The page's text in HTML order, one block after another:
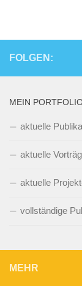
FOLGEN:
MEIN
aktuelle
aktuelle
aktuelle
vollständige
MEHR